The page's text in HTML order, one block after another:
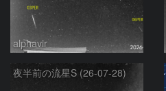
alphavir
夜半前の流星S (26-07-28)